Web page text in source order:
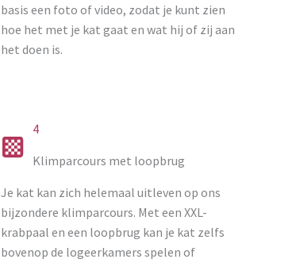
basis een foto of video, zodat je kunt zien
hoe het met je kat gaat en wat hij of zij aan
het doen is.
4
Klimparcours met loopbrug
Je kat kan zich helemaal uitleven op ons
bijzondere klimparcours. Met een XXL-
krabpaal en een loopbrug kan je kat zelfs
bovenop de logeerkamers spelen of